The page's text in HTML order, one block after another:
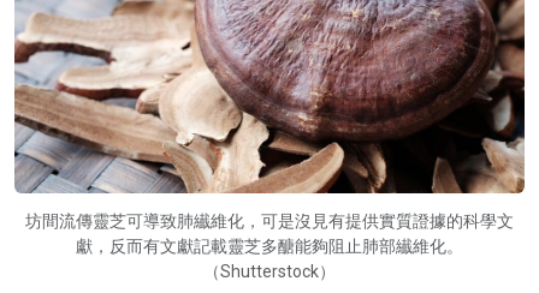
坊間流傳靈芝可導致肺纎維化，可是沒見有提供實質證據的科學文
獻，反而有文獻記載靈芝多醣能夠阻止肺部纎維化。
（Shutterstock）